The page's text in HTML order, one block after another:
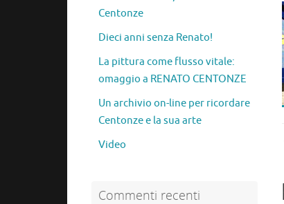
Centonze
Dieci anni senza Renato!
La pittura come flusso vitale:
omaggio a RENATO CENTONZE
Un archivio on-line per ricordare
Centonze e la sua arte
Video
Commenti recenti